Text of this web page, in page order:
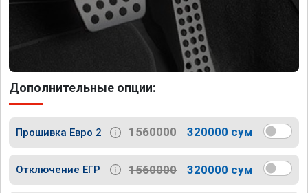
Дополнительные опции:
Прошивка Евро 2 1560000 320000 сум
Отключение ЕГР 1560000 320000 сум